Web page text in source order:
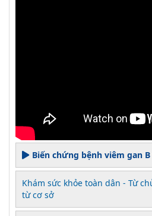
Biến chứng bệnh viêm gan
Khám sức khỏe toàn dân - Từ
từ cơ sở